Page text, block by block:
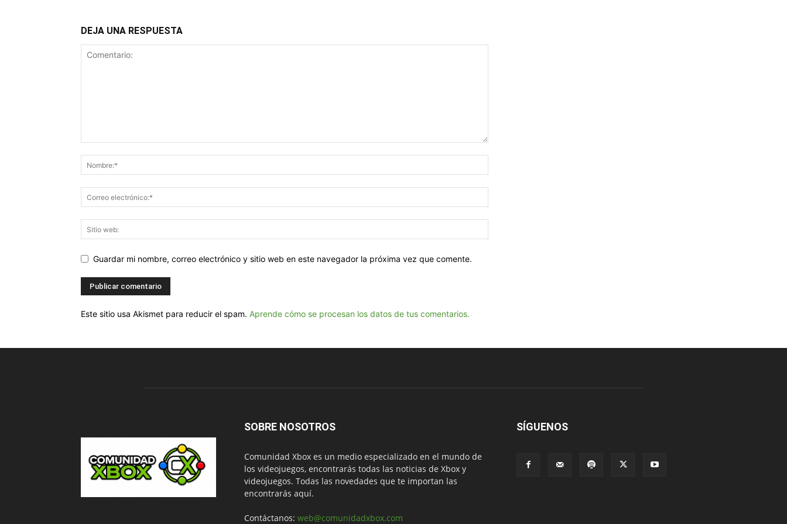
DEJA UNA RESPUESTA
Guardar mi nombre, correo electrónico y sitio web en este navegador la próxima vez que comente.
Este sitio usa Akismet para reducir el spam. Aprende cómo se procesan los datos de tus comentarios.
SOBRE NOSOTROS
Comunidad Xbox es un medio especializado en el mundo de
los videojuegos, encontrarás todas las noticias de Xbox y
videojuegos. Todas las novedades que te importan las
encontrarás aquí.
Contáctanos: web@comunidadxbox.com
SÍGUENOS